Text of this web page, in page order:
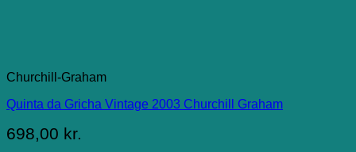
Churchill-Graham
Quinta da Gricha Vintage 2003 Churchill Graham
698,00 kr.